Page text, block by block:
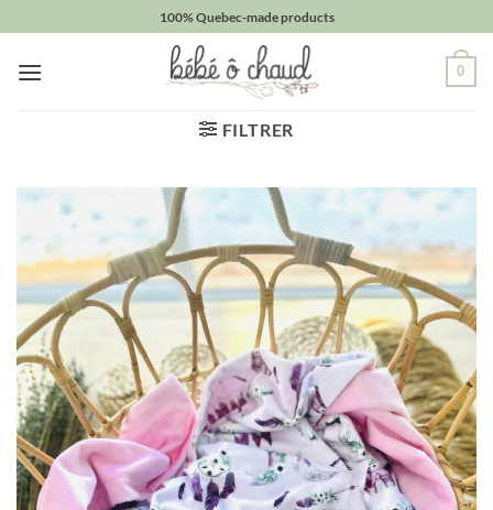
au
contenu
100% Quebec-made products
0
FILTRER